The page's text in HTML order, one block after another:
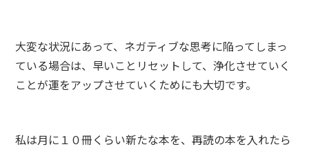
大変な状況にあって、ネガティブな思考に陥ってしまっ
ている場合は、早いことリセットして、浄化させていく
ことが運をアップさせていくためにも大切です。
私は月に１０冊くらい新たな本を、再読の本を入れたら